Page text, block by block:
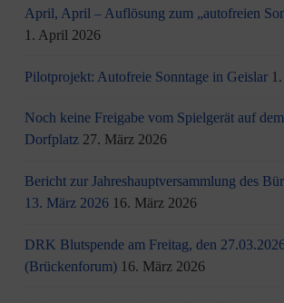
April, April – Auflösung zum „autofreien
1. April 2026
Pilotprojekt: Autofreie Sonntage in Geislar
Noch keine Freigabe vom Spielgerät auf
Dorfplatz 27. März 2026
Bericht zur Jahreshauptversammlung des
13. März 2026 16. März 2026
DRK Blutspende am Freitag, den
(Brückenforum) 16. März 2026